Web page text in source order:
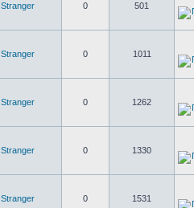
Stranger 0 501
Stranger 0 1011
Stranger 0 1262
Stranger 0 1330
Stranger 0 1531